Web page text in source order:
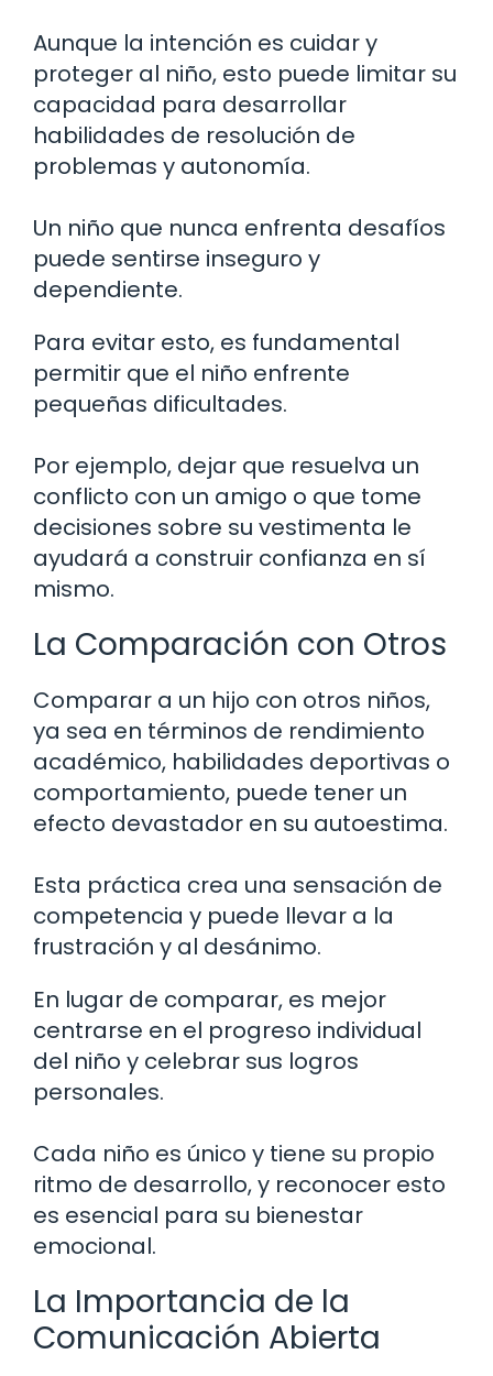
Aunque la intención es cuidar y
proteger al niño, esto puede limitar su
capacidad para desarrollar
habilidades de resolución de
problemas y autonomía.
Un niño que nunca enfrenta desafíos
puede sentirse inseguro y
dependiente.
Para evitar esto, es fundamental
permitir que el niño enfrente
pequeñas dificultades.
Por ejemplo, dejar que resuelva un
conflicto con un amigo o que tome
decisiones sobre su vestimenta le
ayudará a construir confianza en sí
mismo.
La Comparación con Otros
Comparar a un hijo con otros niños,
ya sea en términos de rendimiento
académico, habilidades deportivas o
comportamiento, puede tener un
efecto devastador en su autoestima.
Esta práctica crea una sensación de
competencia y puede llevar a la
frustración y al desánimo.
En lugar de comparar, es mejor
centrarse en el progreso individual
del niño y celebrar sus logros
personales.
Cada niño es único y tiene su propio
ritmo de desarrollo, y reconocer esto
es esencial para su bienestar
emocional.
La Importancia de la
Comunicación Abierta